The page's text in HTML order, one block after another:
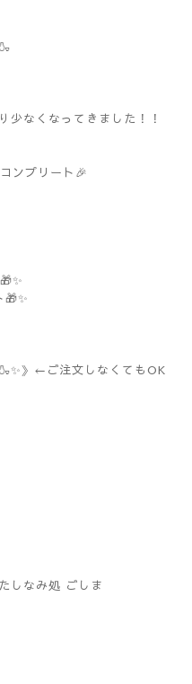
少なくなってきました！！
ンプリート🎉
》←ご注文しなくてもOK
しなみ処 ごしま